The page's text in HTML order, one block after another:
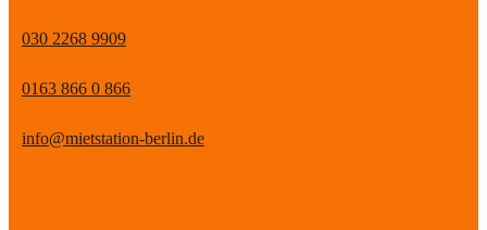
030 2268 9909
0163 866 0 866
info@mietstation-berlin.de